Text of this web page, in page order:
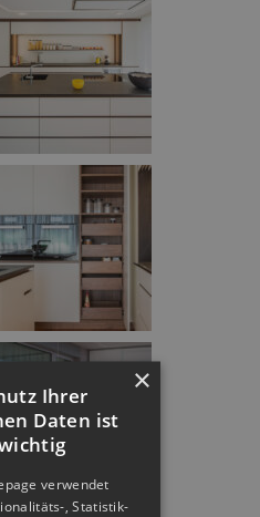
×
Ihrer
Daten ist
verwendet
, Statistik-